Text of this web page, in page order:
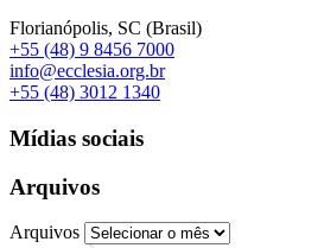
Florianópolis, SC (Brasil)
+55 (48) 9 8456 7000
info@ecclesia.org.br
+55 (48) 3012 1340
Mídias sociais
Arquivos
Arquivos